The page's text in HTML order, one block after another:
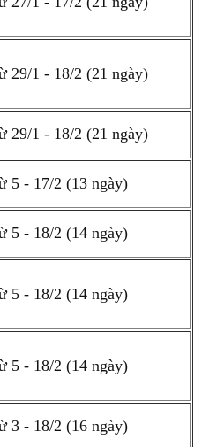
29/1 - 18/2 (21 ngày)
29/1 - 18/2 (21 ngày)
5 - 17/2 (13 ngày)
5 - 18/2 (14 ngày)
5 - 18/2 (14 ngày)
5 - 18/2 (14 ngày)
3 - 18/2 (16 ngày)